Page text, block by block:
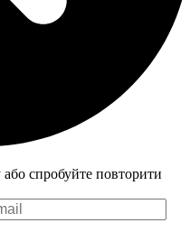
або спробуйте повторити